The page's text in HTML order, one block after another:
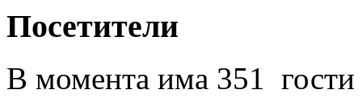
Посетители
В момента има 351 гости